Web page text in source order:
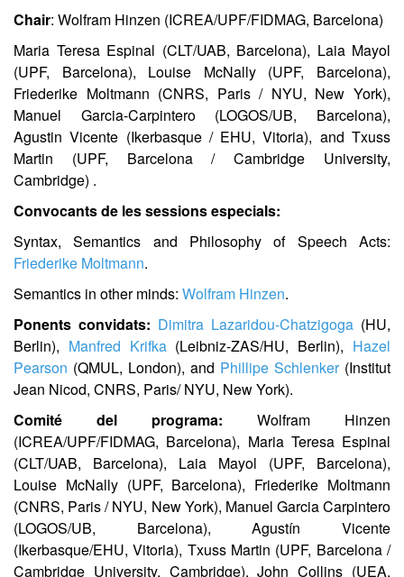
Chair: Wolfram Hinzen (ICREA/UPF/FIDMAG, Barcelona)
Maria Teresa Espinal (CLT/UAB, Barcelona), Laia Mayol
(UPF, Barcelona), Louise McNally (UPF, Barcelona),
Friederike Moltmann (CNRS, Paris / NYU, New York),
Manuel Garcia-Carpintero (LOGOS/UB, Barcelona),
Agustin Vicente (Ikerbasque / EHU, Vitoria), and Txuss
Martin (UPF, Barcelona / Cambridge University,
Cambridge) .
Convocants de les sessions especials:
Syntax, Semantics and Philosophy of Speech Acts:
Friederike Moltmann.
Semantics in other minds: Wolfram Hinzen.
Ponents convidats: Dimitra Lazaridou-Chatzigoga (HU,
Berlin), Manfred Krifka(Leibniz-ZAS/HU, Berlin), Hazel
Pearson (QMUL, London), and Phillipe Schlenker(Institut
Jean Nicod, CNRS, Paris/ NYU, New York).
Comité del programa: Wolfram Hinzen
(ICREA/UPF/FIDMAG, Barcelona), Maria Teresa Espinal
(CLT/UAB, Barcelona), Laia Mayol (UPF, Barcelona),
Louise McNally (UPF, Barcelona), Friederike Moltmann
(CNRS, Paris / NYU, New York), Manuel Garcia Carpintero
(LOGOS/UB, Barcelona), Agustín Vicente
(Ikerbasque/EHU, Vitoria), Txuss Martin (UPF, Barcelona /
Cambridge University, Cambridge), John Collins (UEA,